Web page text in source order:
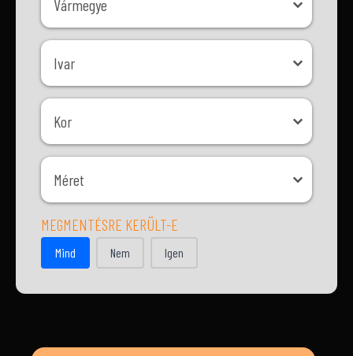
Vármegye
Ivar
Ivar
Kor
Kor
Méret
Méret
MEGMENTÉSRE KERÜLT-E
MEGMENTÉSRE KERÜLT-E
Mind Nem Igen